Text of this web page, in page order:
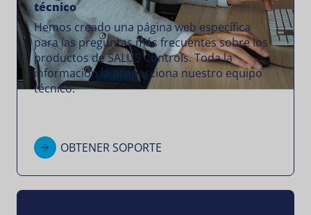
técnico
Hemos creado una página web específica
para las preguntas más frecuentes sobre los
productos de SALUS Controls. Toda la
información la proporciona nuestro equipo
técnico.
OBTENER SOPORTE